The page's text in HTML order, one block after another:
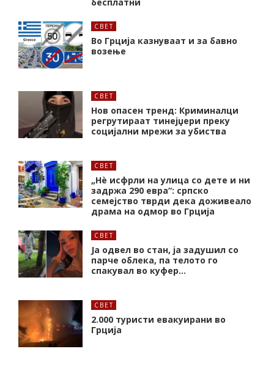
СВЕТ
Во Грција казнуваат и за бавно
возење
СВЕТ
Нов опасен тренд: Криминалци
регрутираат тинејџери преку
социјални мрежи за убиства
СВЕТ
„Нѐ исфрли на улица со дете и ни
задржа 290 евра“: српско
семејство тврди дека доживеало
драма на одмор во Грција
СВЕТ
Ја одвел во стан, ја задушил со
парче облека, па телото го
спакувал во куфер…
СВЕТ
2.000 туристи евакуирани во
Грција